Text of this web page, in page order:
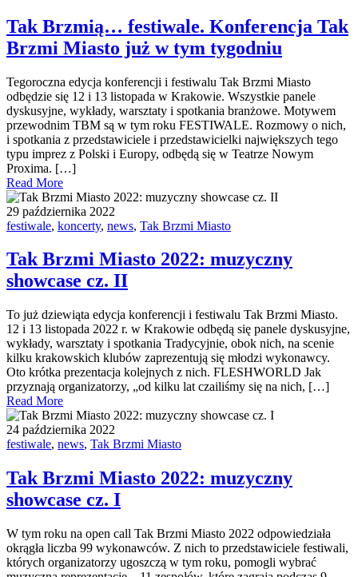
Tak Brzmią… festiwale. Konferencja Tak
Brzmi Miasto już w tym tygodniu
Tegoroczna edycja konferencji i festiwalu Tak Brzmi Miasto
odbędzie się 12 i 13 listopada w Krakowie. Wszystkie panele
dyskusyjne, wykłady, warsztaty i spotkania branżowe. Motywem
przewodnim TBM są w tym roku FESTIWALE. Rozmowy o nich,
i spotkania z przedstawiciele i przedstawicielki największych tego
typu imprez z Polski i Europy, odbędą się w Teatrze Nowym
Proxima. […]
Read More
29 października 2022
festiwale, koncerty, news, Tak Brzmi Miasto
Tak Brzmi Miasto 2022: muzyczny
showcase cz. II
To już dziewiąta edycja konferencji i festiwalu Tak Brzmi Miasto.
12 i 13 listopada 2022 r. w Krakowie odbędą się panele dyskusyjne,
wykłady, warsztaty i spotkania Tradycyjnie, obok nich, na scenie
kilku krakowskich klubów zaprezentują się młodzi wykonawcy.
Oto krótka prezentacja kolejnych z nich. FLESHWORLD Jak
przyznają organizatorzy, „od kilku lat czailiśmy się na nich, […]
Read More
24 października 2022
festiwale, news, Tak Brzmi Miasto
Tak Brzmi Miasto 2022: muzyczny
showcase cz. I
W tym roku na open call Tak Brzmi Miasto 2022 odpowiedziała
okrągła liczba 99 wykonawców. Z nich to przedstawiciele festiwali,
których organizatorzy ugoszczą w tym roku, pomogli wybrać